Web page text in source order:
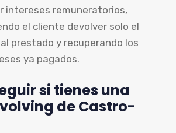
intereses remuneratorios,
el cliente devolver solo el
prestado y recuperando los
ya pagados.
si tienes una
de Castro-